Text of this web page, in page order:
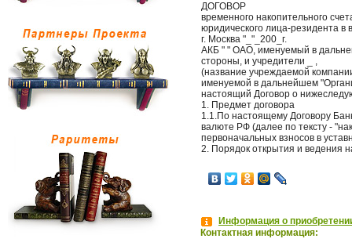
ДОГОВОР
временного накопительного
юридического лица-резидента в
г. Москва "_"_200_г.
АКБ " " ОАО, именуемый в
стороны, и учредители _ ,
(название учреждаемой
именуемой в дальнейшем
настоящий Договор о
1. Предмет договора
1.1.По настоящему Договору
валюте РФ (далее по тексту -
первоначальных взносов в
2. Порядок открытия и ведения
Информация о
Контактная информация: